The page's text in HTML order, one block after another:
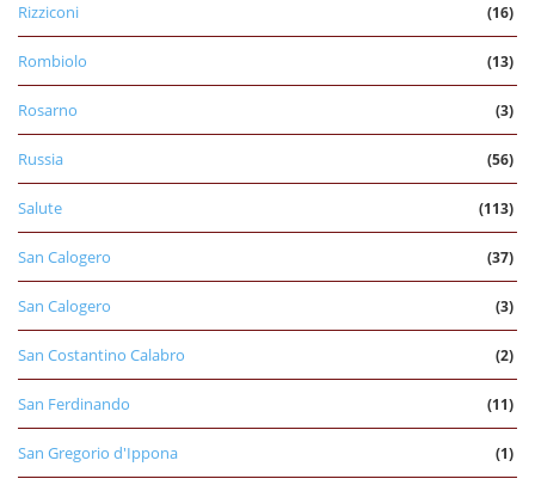
Rizziconi (16)
Rombiolo (13)
Rosarno (3)
Russia (56)
Salute (113)
San Calogero (37)
San Calogero (3)
San Costantino Calabro (2)
San Ferdinando (11)
San Gregorio d'Ippona (1)